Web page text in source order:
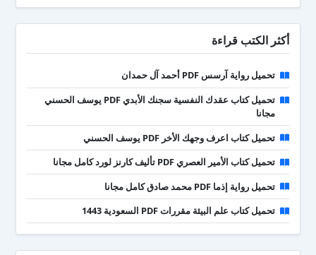
أكثر الكتب قراءة
تحميل رواية آرسس PDF أحمد آل حمدان
تحميل كتاب عقدك النفسية سجنك الأبدي PDF يوسف الحسني
مجانا
تحميل كتاب اعرف وجهك الأخر PDF يوسف الحسني
تحميل كتاب الأمير العصري PDF تأليف كارنز لورد كامل مجانا
تحميل رواية إذما PDF محمد صادق كامل مجانا
تحميل كتاب علم البيئة مقررات PDF السعودية 1443